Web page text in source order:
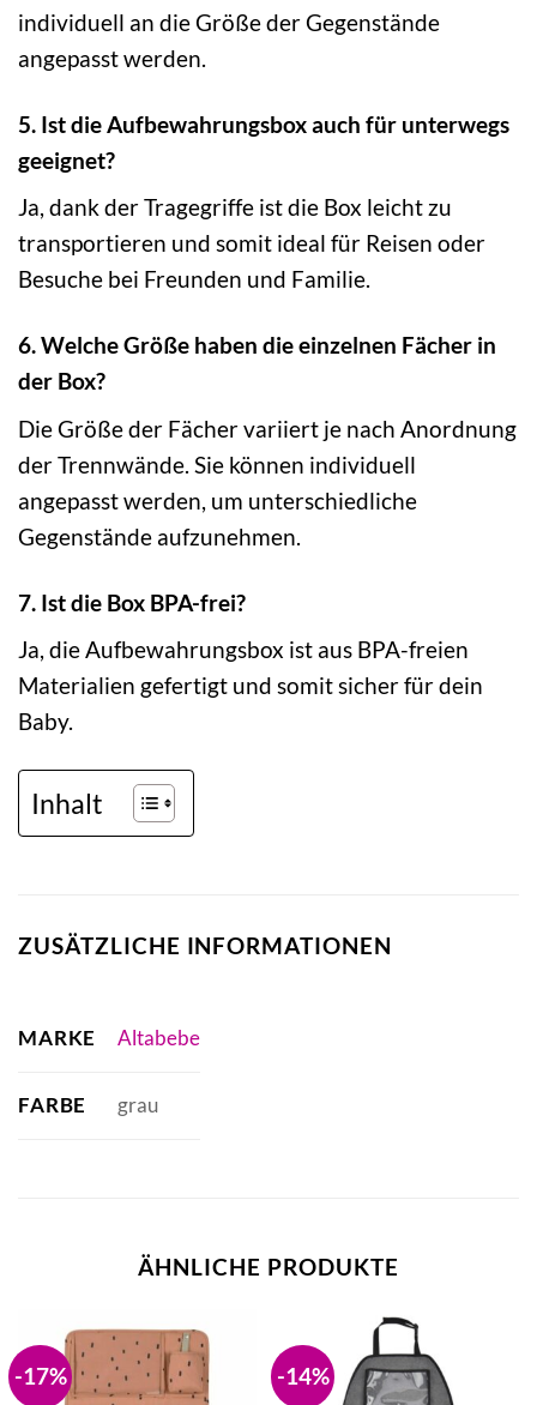
individuell an die Größe der Gegenstände
angepasst werden.
5. Ist die Aufbewahrungsbox auch für unterwegs
geeignet?
Ja, dank der Tragegriffe ist die Box leicht zu
transportieren und somit ideal für Reisen oder
Besuche bei Freunden und Familie.
6. Welche Größe haben die einzelnen Fächer in
der Box?
Die Größe der Fächer variiert je nach Anordnung
der Trennwände. Sie können individuell
angepasst werden, um unterschiedliche
Gegenstände aufzunehmen.
7. Ist die Box BPA-frei?
Ja, die Aufbewahrungsbox ist aus BPA-freien
Materialien gefertigt und somit sicher für dein
Baby.
Inhalt
ZUSÄTZLICHE INFORMATIONEN
MARKE Altabebe
FARBE grau
ÄHNLICHE PRODUKTE
-17% -14%